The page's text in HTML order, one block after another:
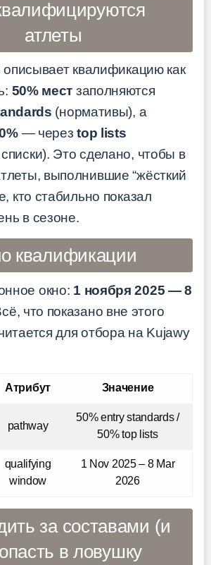
атлеты
описывает квалификацию как
50% мест заполняются
(нормативы), а
— черезtop lists
Это сделано, чтобы в
выполнившие “жёсткий
кто стабильно показал
в сезоне.
квалификации
окно: 1 ноября 2025 — 8
что показано вне этого
для отбора на Kujawy
Атрибут Значение
pathway
50% entry standards /
50% top lists
qualifying
window
1 Nov 2025 – 8 Mar
2026
за составами (и
в ловушку